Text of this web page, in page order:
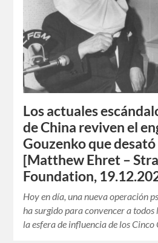
Los actuales
de China reviven el
Gouzenko que
[Matthew Ehret –
Foundation,
Hoy en día, una nueva operación
ha surgido para convencer a
la esfera de influencia de los